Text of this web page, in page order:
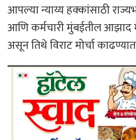
​आपल्या न्याय्य हक्कांसाठी
आणि कर्मचारी मुंबईतील आझाद
असून तिथे विराट मोर्चा